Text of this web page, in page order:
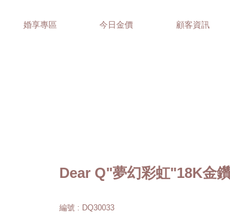
婚享專區 今日金價 顧客資訊
Dear Q"夢幻彩虹"18K金
編號 : DQ30033